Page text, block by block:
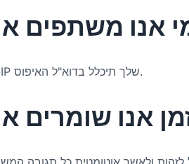
אנו משתפים
אם תבקש איפוס סיסמה, כתובת ה-IP שלך תיכלל בדוא"ל האיפוס.
אנו שומרים